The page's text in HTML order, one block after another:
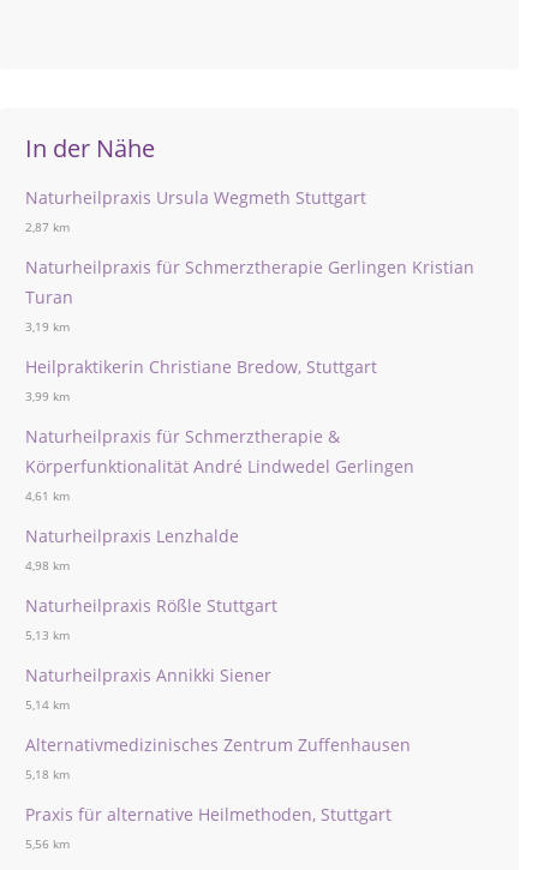
In der Nähe
Naturheilpraxis Ursula Wegmeth Stuttgart
2,87 km
Naturheilpraxis für Schmerztherapie Gerlingen Kristian
Turan
3,19 km
Heilpraktikerin Christiane Bredow, Stuttgart
3,99 km
Naturheilpraxis für Schmerztherapie &
Körperfunktionalität André Lindwedel Gerlingen
4,61 km
Naturheilpraxis Lenzhalde
4,98 km
Naturheilpraxis Rößle Stuttgart
5,13 km
Naturheilpraxis Annikki Siener
5,14 km
Alternativmedizinisches Zentrum Zuffenhausen
5,18 km
Praxis für alternative Heilmethoden, Stuttgart
5,56 km